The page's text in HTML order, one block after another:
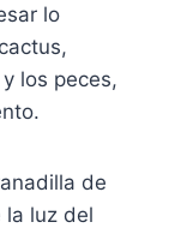
lo
los peces,
de
la luz del